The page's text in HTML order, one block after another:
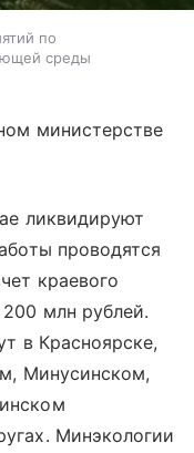
по
среды
министерстве
ликвидируют
проводятся
краевого
млн рублей.
в Красноярске,
Минусинском,
Минэкологии